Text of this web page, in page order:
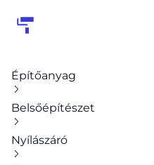
Építőanyag
Belsőépítészet
Nyílászáró